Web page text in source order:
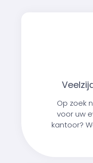
Op zoek
voor uw
kantoor?